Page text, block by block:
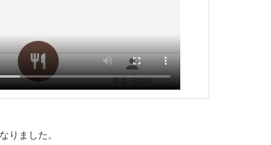
ました。